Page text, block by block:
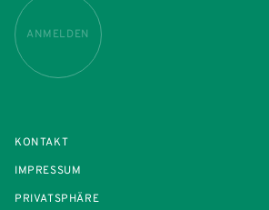
ANMELDEN
KONTAKT
IMPRESSUM
PRIVATSPHÄRE